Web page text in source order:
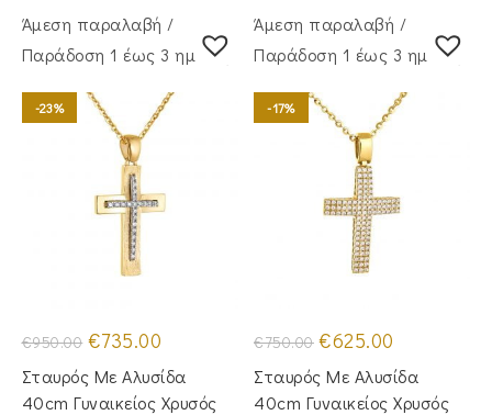
Άμεση παραλαβή /
Παράδoση 1 έως 3 ημέρες
-23%
€950.00 Original
price
was:
€950.00.
€735.00
τιμή
είναι:
€735.00.
Σταυρός Mε Aλυσίδα
40cm Γυναικείος Χρυσός
Άμεση παραλαβή /
Παράδoση 1 έως 3 ημέρες
-17%
€750.00 Original
price
was:
€750.00.
€625.00
τιμή
είναι:
€625.00.
Σταυρός Με Αλυσίδα
40cm Γυναικείος Χρυσός